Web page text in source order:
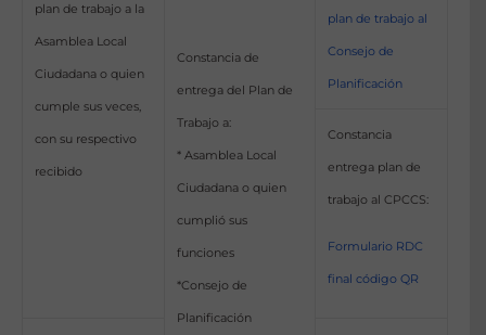
plan de trabajo a la
Asamblea Local
Ciudadana o quien
cumple sus veces,
con su respectivo
recibido
Constancia de
entrega del Plan de
Trabajo a:
* Asamblea Local
Ciudadana o quien
cumplió sus
funciones
*Consejo de
Planificación
plan de trabajo al
Consejo de
Planificación
Constancia
entrega plan de
trabajo al CPCCS:
Formulario RDC
final código QR